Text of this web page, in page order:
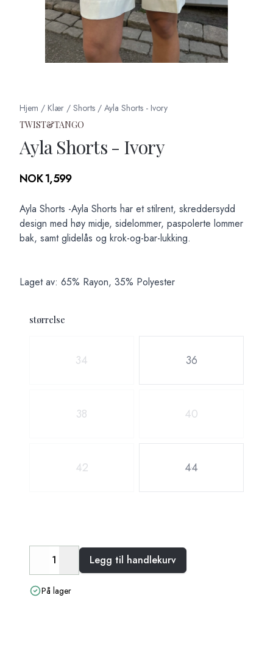
Hjem / Klær / Shorts / Ayla Shorts - Ivory
TWIST&TANGO
Ayla Shorts - Ivory
Produktdetaljer
NOK 1,599
Description
Ayla Shorts -Ayla Shorts har et stilrent, skreddersydd
design med høy midje, sidelommer, paspolerte lommer
bak, samt glidelås og krok-og-bar-lukking.
Laget av: 65% Rayon, 35% Polyester
størrelse
34 36
38 40
42 44
DecreaseIncreaseLegg til handlekurv
På lager